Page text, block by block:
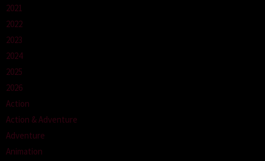
2021
2022
2023
2024
2025
2026
Action
Action & Adventure
Adventure
Animation